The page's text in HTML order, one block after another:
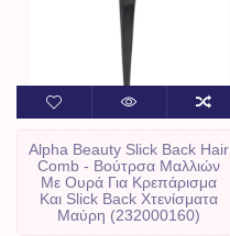
Alpha Beauty Slick Back Hair
Comb - Βούτρσα Μαλλιών
Με Ουρά Για Κρεπάρισμα
Και Slick Back Χτενίσματα
Μαύρη (232000160)